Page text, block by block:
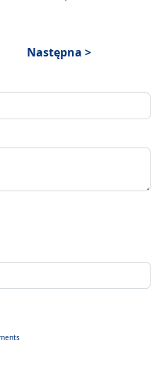
Następna >